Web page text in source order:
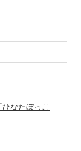
なたぼっこ